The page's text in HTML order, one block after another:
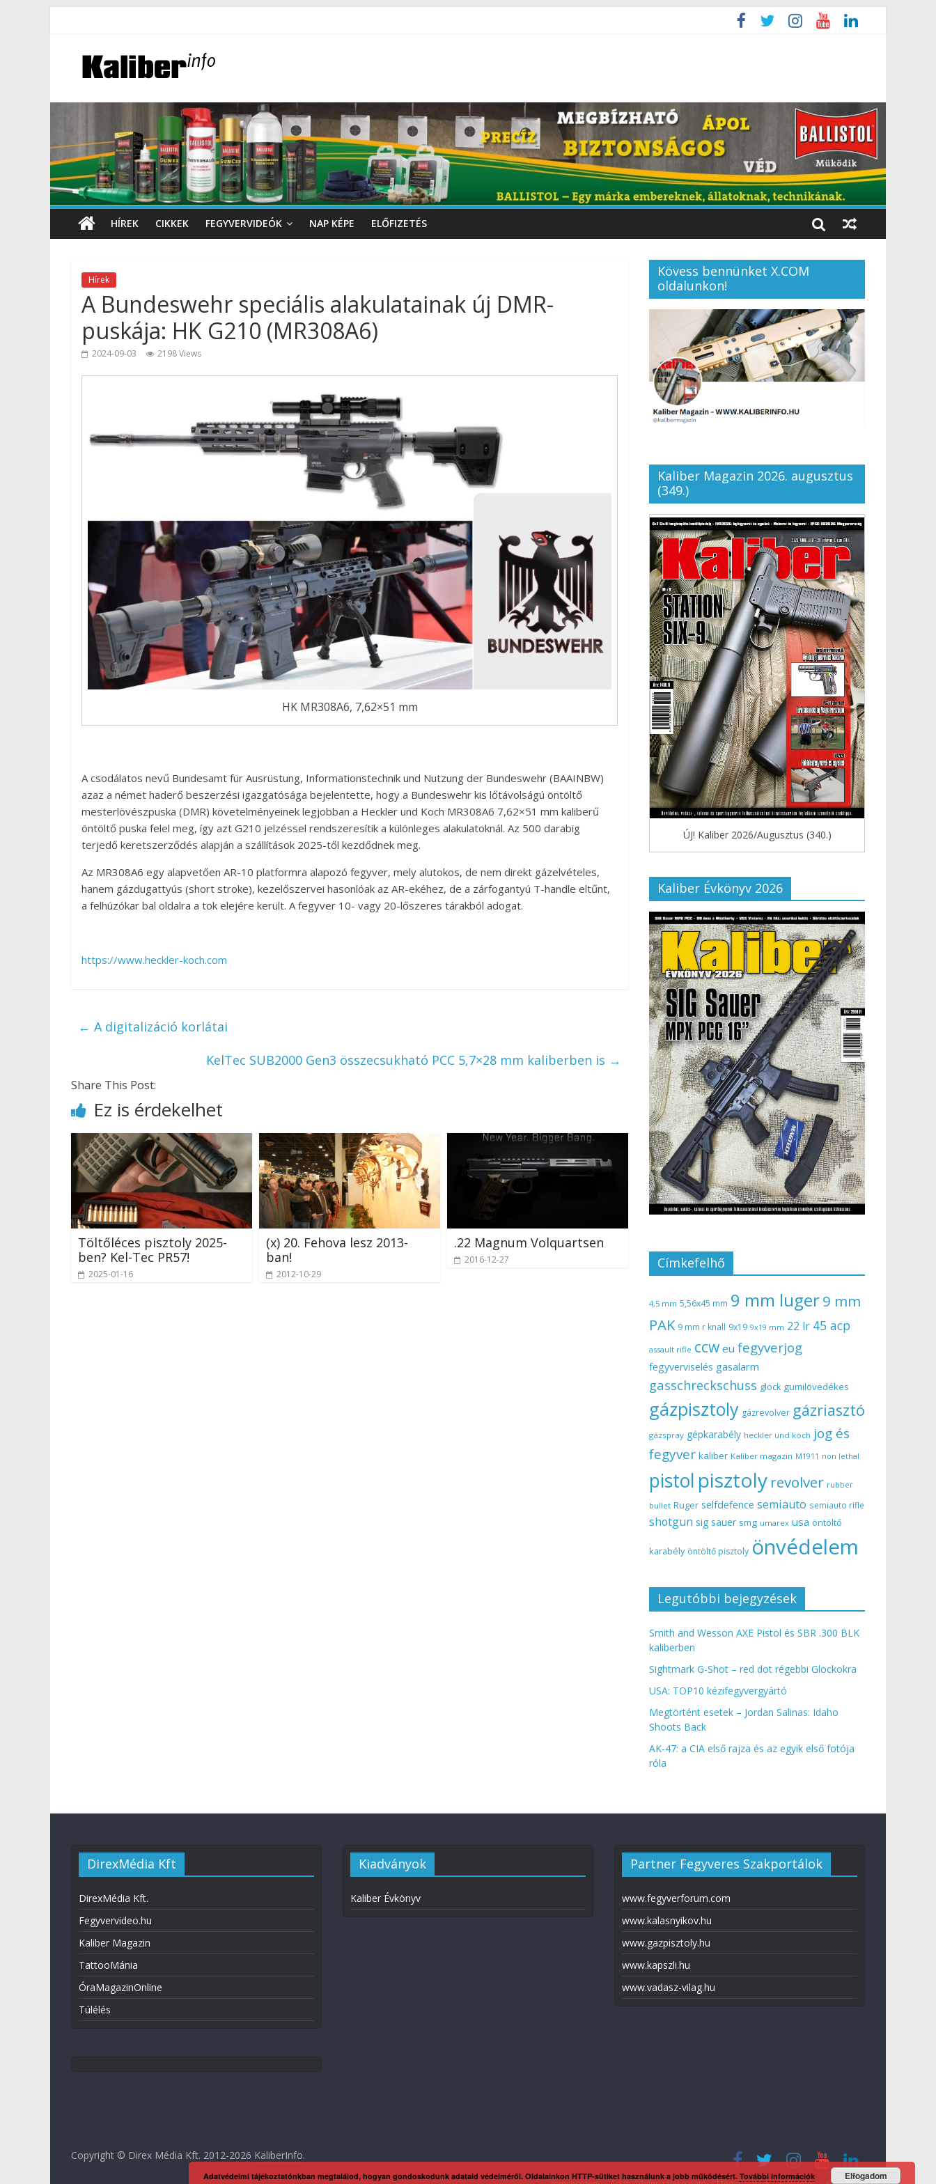
HÍREK CIKKEK FEGYVERVIDEÓK NAP KÉPE ELŐFIZETÉS
Hírek
A Bundeswehr speciális alakulatainak új DMR-
puskája: HK G210 (MR308A6)
2024-09-03 2198 Views
HK MR308A6, 7,62×51 mm
A csodálatos nevű Bundesamt für Ausrüstung, Informationstechnik und Nutzung der Bundeswehr (BAAINBW)
azaz a német haderő beszerzési igazgatósága bejelentette, hogy a Bundeswehr kis lőtávolságú öntöltő
mesterlövészpuska (DMR) követelményeinek legjobban a Heckler und Koch MR308A6 7,62×51 mm kaliberű
öntöltő puska felel meg, így azt G210 jelzéssel rendszeresítik a különleges alakulatoknál. Az 500 darabig
terjedő keretszerződés alapján a szállítások 2025-től kezdődnek meg.
Az MR308A6 egy alapvetően AR-10 platformra alapozó fegyver, mely alutokos, de nem direkt gázelvételes,
hanem gázdugattyús (short stroke), kezelőszervei hasonlóak az AR-ekéhez, de a zárfogantyú T-handle eltűnt,
a felhúzókar bal oldalra a tok elejére került. A fegyver 10- vagy 20-lőszeres tárakból adogat.
https://www.heckler-koch.com
← A digitalizáció korlátai
KelTec SUB2000 Gen3 összecsukható PCC 5,7×28 mm kaliberben is →
Share This Post:
Ez is érdekelhet
Töltőléces pisztoly 2025-
ben? Kel-Tec PR57!
2025-01-16
(x) 20. Fehova lesz 2013-
ban!
2012-10-29
.22 Magnum Volquartsen
2016-12-27
Kövess bennünket X.COM
oldalunkon!
Kaliber Magazin 2026. augusztus
(349.)
ÚJ! Kaliber 2026/Augusztus (340.)
Kaliber Évkönyv 2026
Címkefelhő
4,5 mm 5,56x45 mm 9 mm luger9 mm
PAK 9 mm r knall 9x19 9x19 mm 22 lr 45 acp
assault rifle ccw eu fegyverjog
fegyverviselés gasalarm
gasschreckschuss glock gumilövedékes
gázpisztoly gázrevolver gázriasztó
gázspray gépkarabély heckler und koch jog és
fegyver kaliber Kaliber magazin M1911 non lethal
pistol pisztoly revolver rubber
bullet Ruger selfdefence semiauto semiauto rifle
shotgun sig sauer smg umarex usa öntöltő
karabély öntöltő pisztoly önvédelem
Legutóbbi bejegyzések
Smith and Wesson AXE Pistol és SBR .300 BLK
kaliberben
Sightmark G-Shot – red dot régebbi Glockokra
USA: TOP10 kézifegyvergyártó
Megtörtént esetek – Jordan Salinas: Idaho
Shoots Back
AK-47: a CIA első rajza és az egyik első fotója
róla
DirexMédia Kft
DirexMédia Kft.
Fegyvervideo.hu
Kaliber Magazin
TattooMánia
ÓraMagazinOnline
Túlélés
Kiadványok
Kaliber Évkönyv
Partner Fegyveres Szakportálok
www.fegyverforum.com
www.kalasnyikov.hu
www.gazpisztoly.hu
www.kapszli.hu
www.vadasz-vilag.hu
Copyright © Direx Média Kft. 2012-2026 KaliberInfo.
Adatvédelmi tájékoztatónkban megtalálod, hogyan gondoskodunk adataid védelméről. Oldalainkon HTTP-sütiket használunk a jobb működésért. További információk Elfogadom